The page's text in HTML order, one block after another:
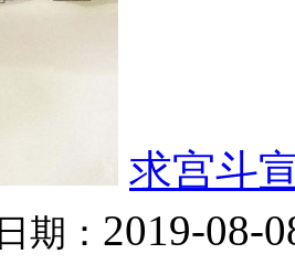
求宫斗
日期： 2019-08-